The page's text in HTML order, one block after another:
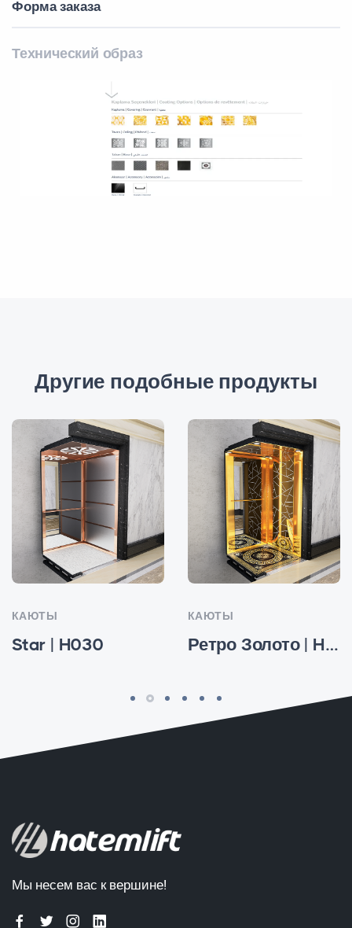
Форма заказа
Технический образ
Другие подобные продукты
КАЮТЫ
Star | H030
КАЮТЫ
Ретро Золото | H027
Мы несем вас к вершине!